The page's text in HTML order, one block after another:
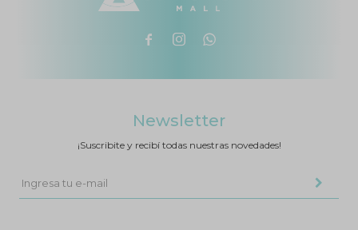
  
Newsletter
¡Suscribite y recibí todas nuestras novedades!